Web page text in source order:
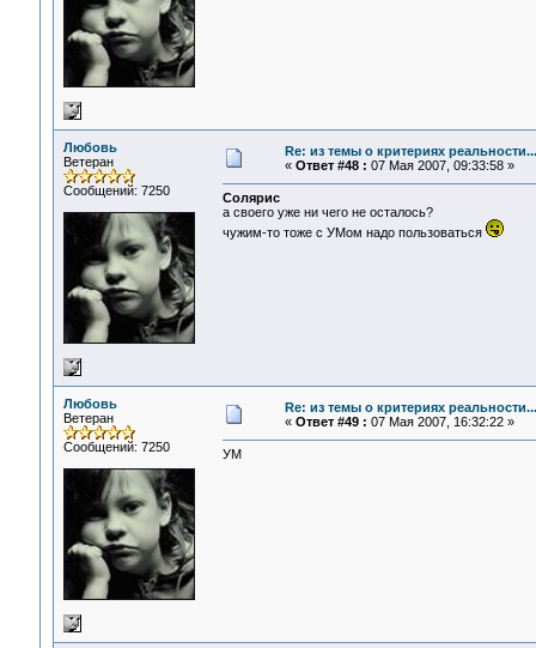
Любовь
Ветеран
Сообщений: 7250
Re: из темы о критериях реальности...
« Ответ #48 : 07 Мая 2007, 09:33:58 »
Солярис
а своего уже ни чего не осталось?
чужим-то тоже с УМом надо пользоваться
Любовь
Ветеран
Сообщений: 7250
Re: из темы о критериях реальности...
« Ответ #49 : 07 Мая 2007, 16:32:22 »
УМ